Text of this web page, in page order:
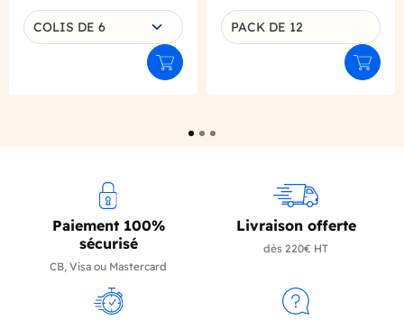
Choisissez une déclinaison
COLIS DE 6
Ajouter au panier
Déclinaison du produit
PACK DE 12
Paiement 100%
sécurisé
CB, Visa ou Mastercard
Livraison offerte
dès 220€ HT